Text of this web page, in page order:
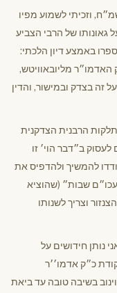
וזכיתי לשמוע מפיו
גאונותו של הרבי הצביע
באמצע דיון הלכתי:
מליובאוויטש,
זה בצדק ובמישור, והדין
הרבנית הצדקנית
ב״דבר הוי׳ זו
להמשיך ולהדפיס את
שבות״ (שהוציא
וצריך לשנותו
נותן חידושים על
כ״ק אדמו׳׳ר
בשיבה טובה עד ביאת